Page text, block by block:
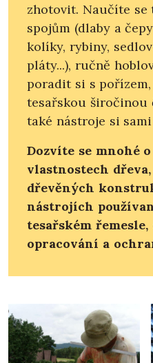
zhotovit. Naučíte
spojům (dlaby a
kolíky, rybiny,
pláty...), ručně
poradit si s
tesařskou širočinou
také nástroje si
Dozvíte se mnohé
vlastnostech
dřevěných
nástrojích
tesařském řemesle,
opracování a